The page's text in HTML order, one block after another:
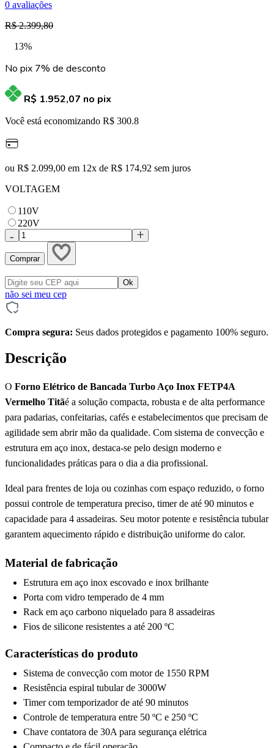
0 avaliações
R$ 2.399,80
13%
No pix 7% de desconto
R$ 1.952,07 no pix
Você está economizando R$ 300.8
ou R$ 2.099,00 em 12x de R$ 174,92 sem juros
VOLTAGEM
110V
220V
Comprar
não sei meu cep
Compra segura: Seus dados protegidos e pagamento 100% seguro.
Descrição
O Forno Elétrico de Bancada Turbo Aço Inox FETP4A
Vermelho Titãé a solução compacta, robusta e de alta performance
para padarias, confeitarias, cafés e estabelecimentos que precisam de
agilidade sem abrir mão da qualidade. Com sistema de convecção e
estrutura em aço inox, destaca-se pelo design moderno e
funcionalidades práticas para o dia a dia profissional.
Ideal para frentes de loja ou cozinhas com espaço reduzido, o forno
possui controle de temperatura preciso, timer de até 90 minutos e
capacidade para 4 assadeiras. Seu motor potente e resistência tubular
garantem aquecimento rápido e distribuição uniforme do calor.
Material de fabricação
Estrutura em aço inox escovado e inox brilhante
Porta com vidro temperado de 4 mm
Rack em aço carbono niquelado para 8 assadeiras
Fios de silicone resistentes a até 200 ºC
Características do produto
Sistema de convecção com motor de 1550 RPM
Resistência espiral tubular de 3000W
Timer com temporizador de até 90 minutos
Controle de temperatura entre 50 ºC e 250 ºC
Chave contatora de 30A para segurança elétrica